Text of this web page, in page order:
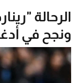
الرحالة
ونجح في